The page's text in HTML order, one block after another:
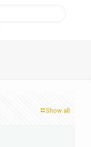
Show all